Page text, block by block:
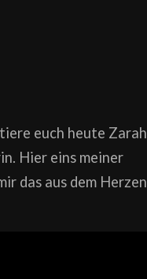
euch heute Zarah
Hier eins meiner
das aus dem Herzen